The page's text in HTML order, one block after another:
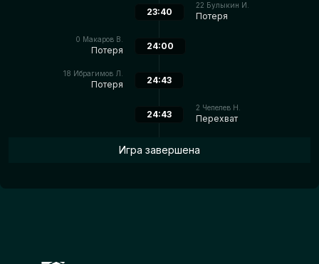
22 Булыкин И.
Потеря
23:40
0 Макаров В.
Потеря 24:00
18 Ибрагимов Л.
Потеря 24:43
2 Чепелев Н.
Перехват
24:43
Игра завершена